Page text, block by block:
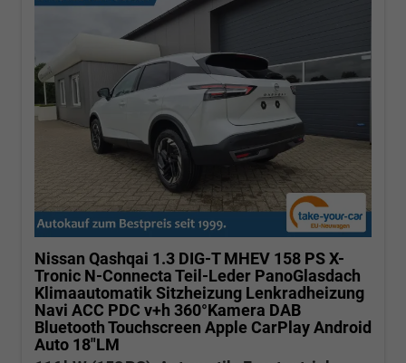
Nissan Qashqai 1.3 DIG-T MHEV 158 PS X-
Tronic N-Connecta Teil-Leder PanoGlasdach
Klimaautomatik Sitzheizung Lenkradheizung
Navi ACC PDC v+h 360°Kamera DAB
Bluetooth Touchscreen Apple CarPlay Android
Auto 18"LM